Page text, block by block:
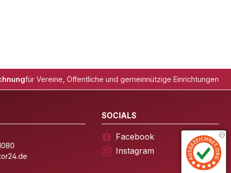
für Vereine, Öffentliche und gemeinnützige Einrichtungen
SOCIALS
Facebook
Instagram